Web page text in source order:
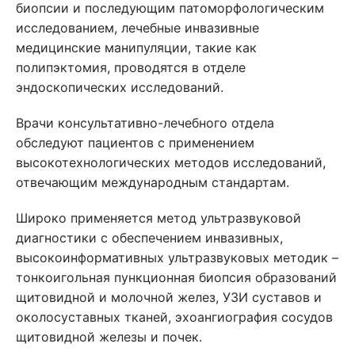
биопсии и последующим патоморфологическим
исследованием, лечебные инвазивные
медицинские манипуляции, такие как
полипэктомия, проводятся в отделе
эндоскопических исследований.
Врачи консультативно-лечебного отдела
обследуют пациентов с применением
высокотехнологических методов исследований,
отвечающим международным стандартам.
Широко применяется метод ультразвуковой
диагностики с обеспечением инвазивных,
высокоинформативных ультразвуковых методик –
тонкоигольная пункционная биопсия образований
щитовидной и молочной желез, УЗИ суставов и
околосуставных тканей, эхоангиография сосудов
щитовидной железы и почек.